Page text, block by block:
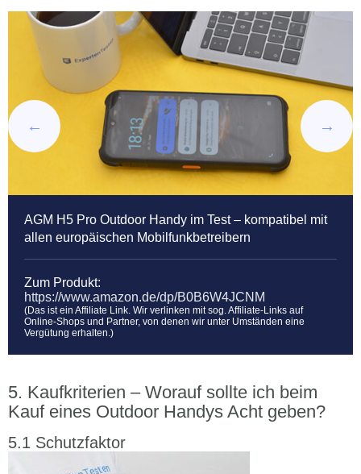
AGM H5 Pro Outdoor Handy im Test – kompatibel mit
allen europäischen Mobilfunkbetreibern
Zum Produkt:
https://www.amazon.de/dp/B0B6W4JCNM
(Das ist ein Affiliate Link. Wir verlinken mit sog. Affiliate-Links auf
Online-Shops und Partner, von denen wir unter Umständen eine
Vergütung erhalten.)
Kaufkriterien – Worauf sollte ich beim
Kauf eines Outdoor Handys Acht geben?
Schutzfaktor